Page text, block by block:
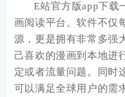
E站官方版app下载
画阅读平台。软件不仅
源，更是拥有非常多强
己喜欢的漫画到本地进
定或者流量问题。同时
可以满足全球用户的需